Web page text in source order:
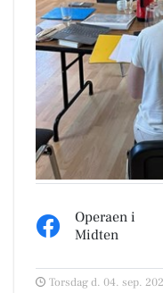
Operaen i
Midten
Torsdag d. 04. sep.